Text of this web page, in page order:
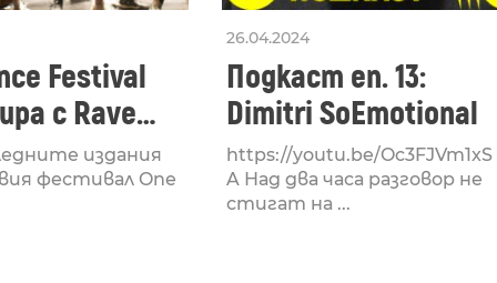
Festival
с Rave
на
издания
фестивал One
26.04.2024
Подкаст еп. 13:
Dimitri SoEmotional
https://youtu.be/Oc3FJVm1xS
A Над два часа разговор не
стигат на ...